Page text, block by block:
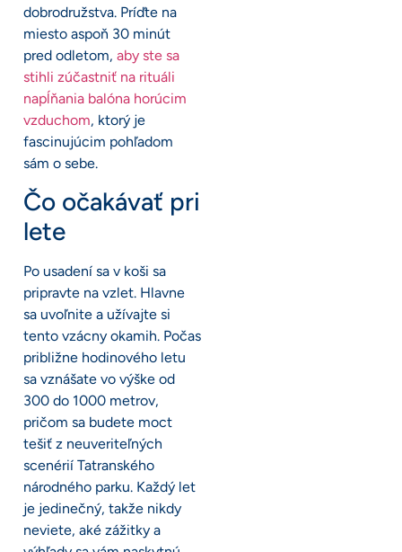
dobrodružstva. Príďte na
miesto aspoň 30 minút
pred odletom, aby ste sa
stihli zúčastniť na rituáli
napĺňania balóna horúcim
vzduchom, ktorý je
fascinujúcim pohľadom
sám o sebe.
Čo očakávať pri
lete
Po usadení sa v koši sa
pripravte na vzlet. Hlavne
sa uvoľnite a užívajte si
tento vzácny okamih. Počas
približne hodinového letu
sa vznášate vo výške od
300 do 1000 metrov,
pričom sa budete moct
tešiť z neuveriteľných
scenérií Tatranského
národného parku. Každý let
je jedinečný, takže nikdy
neviete, aké zážitky a